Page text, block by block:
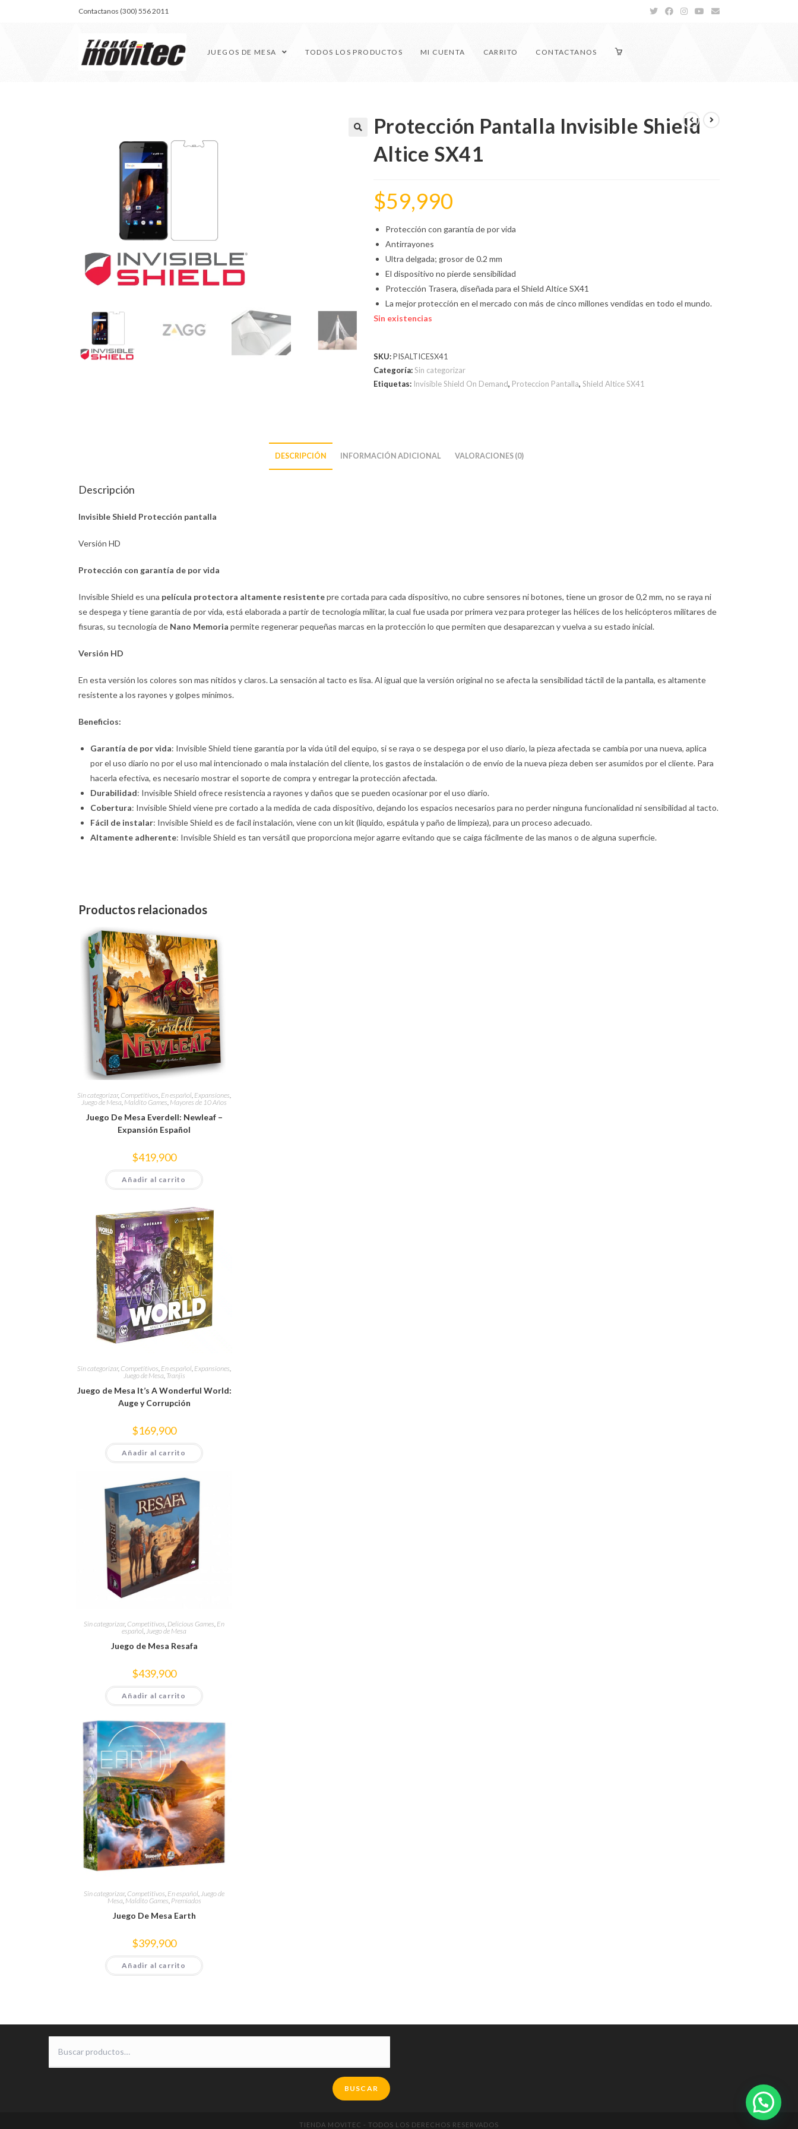
Contactanos (300) 556 2011
JUEGOS DE MESA TODOS LOS PRODUCTOS MI CUENTA CARRITO CONTACTANOS
Protección Pantalla Invisible Shield
Altice SX41
$59,990
Protección con garantía de por vida
Antirrayones
Ultra delgada; grosor de 0.2 mm
El dispositivo no pierde sensibilidad
Protección Trasera, diseñada para el Shield Altice SX41
La mejor protección en el mercado con más de cinco millones vendidas en todo el mundo.
Sin existencias
SKU:PISALTICESX41
Categoría:Sin categorizar
Etiquetas: Invisible Shield On Demand, Proteccion Pantalla, Shield Altice SX41
DESCRIPCIÓN INFORMACIÓN ADICIONAL VALORACIONES (0)
Descripción
Invisible Shield Protección pantalla
Versión HD
Protección con garantía de por vida
Invisible Shield es una película protectora altamente resistentepre cortada para cada dispositivo, no cubre sensores ni botones, tiene un grosor de 0,2 mm, no se raya ni
se despega y tiene garantía de por vida, está elaborada a partir de tecnología militar, la cual fue usada por primera vez para proteger las hélices de los helicópteros militares de
fisuras, su tecnología de Nano Memoria permite regenerar pequeñas marcas en la protección lo que permiten que desaparezcan y vuelva a su estado inicial.
Versión HD
En esta versión los colores son mas nítidos y claros. La sensación al tacto es lisa. Al igual que la versión original no se afecta la sensibilidad táctil de la pantalla, es altamente
resistente a los rayones y golpes mínimos.
Beneficios:
Garantía de por vida: Invisible Shield tiene garantía por la vida útil del equipo, si se raya o se despega por el uso diario, la pieza afectada se cambia por una nueva, aplica
por el uso diario no por el uso mal intencionado o mala instalación del cliente, los gastos de instalación o de envío de la nueva pieza deben ser asumidos por el cliente. Para
hacerla efectiva, es necesario mostrar el soporte de compra y entregar la protección afectada.
Durabilidad: Invisible Shield ofrece resistencia a rayones y daños que se pueden ocasionar por el uso diario.
Cobertura: Invisible Shield viene pre cortado a la medida de cada dispositivo, dejando los espacios necesarios para no perder ninguna funcionalidad ni sensibilidad al tacto.
Fácil de instalar: Invisible Shield es de facil instalación, viene con un kit (liquido, espátula y paño de limpieza), para un proceso adecuado.
Altamente adherente: Invisible Shield es tan versátil que proporciona mejor agarre evitando que se caiga fácilmente de las manos o de alguna superficie.
Productos relacionados
Sin categorizar, Competitivos, En español, Expansiones,
Juego de Mesa, Maldito Games, Mayores de 10 Años
Juego De Mesa Everdell: Newleaf –
Expansión Español
$419,900
Añadir al carrito
Sin categorizar, Competitivos, En español, Expansiones,
Juego de Mesa, Tranjis
Juego de Mesa It’s A Wonderful World:
Auge y Corrupción
$169,900
Añadir al carrito
Sin categorizar, Competitivos Delicious Games En
español Juego de Mesa
Juego de Mesa Resafa
$439,900
Añadir al carrito
Sin categorizar, Competitivos En español Juego de
Mesa ,Maldito Games Premiados
Juego De Mesa Earth
$399,900
Añadir al carrito
BUSCAR
TIENDA MOVITEC - TODOS LOS DERECHOS RESERVADOS